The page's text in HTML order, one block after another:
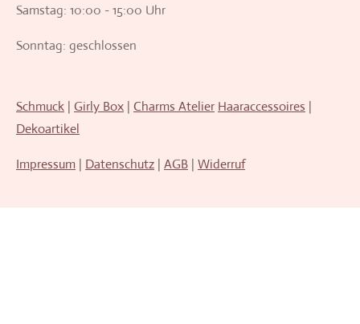
Samstag: 10:00 - 15:00 Uhr
Sonntag: geschlossen
Schmuck | Girly Box | Charms Atelier Haaraccessoires |
Dekoartikel
Impressum | Datenschutz | AGB | Widerruf